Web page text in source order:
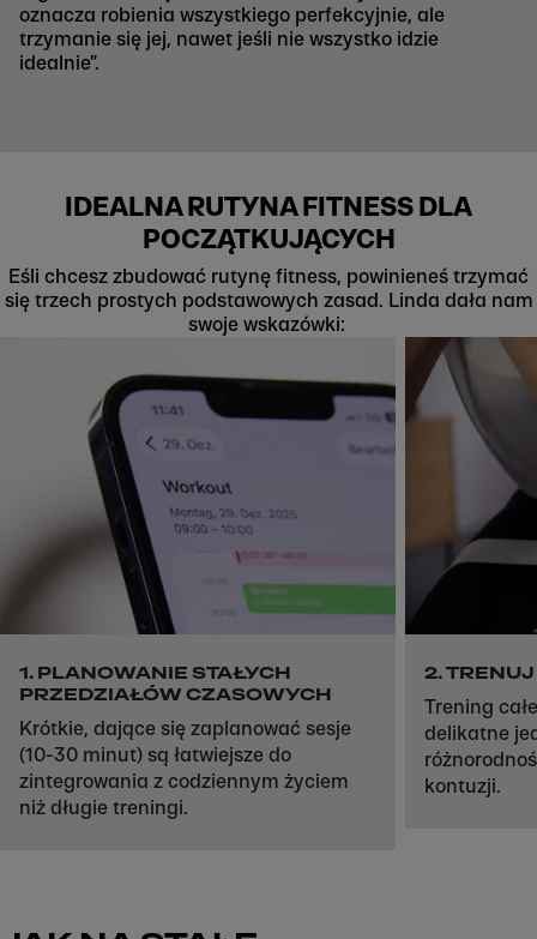
oznacza robienia wszystkiego perfekcyjnie, ale
trzymanie się jej, nawet jeśli nie wszystko idzie
idealnie”.
IDEALNA RUTYNA FITNESS DLA
POCZĄTKUJĄCYCH
Eśli chcesz zbudować rutynę fitness, powinieneś trzymać
się trzech prostych podstawowych zasad. Linda dała nam
swoje wskazówki:
Skip to next section
1. PLANOWANIE STAŁYCH
PRZEDZIAŁÓW CZASOWYCH
Krótkie, dające się zaplanować sesje
(10-30 minut) są łatwiejsze do
zintegrowania z codziennym życiem
niż długie treningi.
2.
Trening
delikatne
kontuzji.